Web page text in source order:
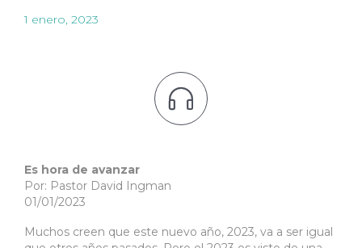
1 enero, 2023

Es hora de avanzar
Por: Pastor David Ingman
01/01/2023
Muchos creen que este nuevo año, 2023, va a ser igual